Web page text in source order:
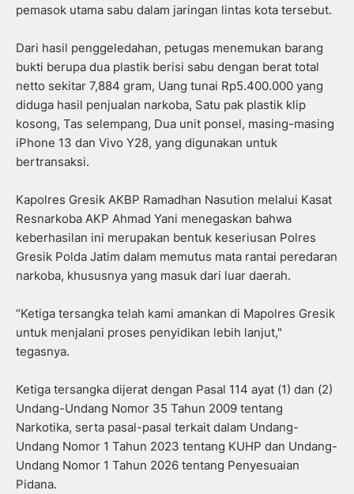
pemasok utama sabu dalam jaringan lintas kota tersebut.
Dari hasil penggeledahan, petugas menemukan barang
bukti berupa dua plastik berisi sabu dengan berat total
netto sekitar 7,884 gram, Uang tunai Rp5.400.000 yang
diduga hasil penjualan narkoba, Satu pak plastik klip
kosong, Tas selempang, Dua unit ponsel, masing-masing
iPhone 13 dan Vivo Y28, yang digunakan untuk
bertransaksi.
Kapolres Gresik AKBP Ramadhan Nasution melalui Kasat
Resnarkoba AKP Ahmad Yani menegaskan bahwa
keberhasilan ini merupakan bentuk keseriusan Polres
Gresik Polda Jatim dalam memutus mata rantai peredaran
narkoba, khususnya yang masuk dari luar daerah.
“Ketiga tersangka telah kami amankan di Mapolres Gresik
untuk menjalani proses penyidikan lebih lanjut,"
tegasnya.
Ketiga tersangka dijerat dengan Pasal 114 ayat (1) dan (2)
Undang-Undang Nomor 35 Tahun 2009 tentang
Narkotika, serta pasal-pasal terkait dalam Undang-
Undang Nomor 1 Tahun 2023 tentang KUHP dan Undang-
Undang Nomor 1 Tahun 2026 tentang Penyesuaian
Pidana.